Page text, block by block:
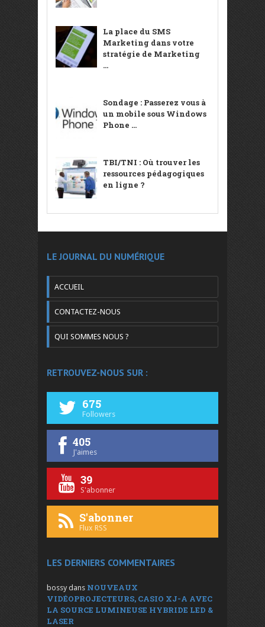
La place du SMS
Marketing dans votre
stratégie de Marketing
...
Sondage : Passerez vous à
un mobile sous Windows
Phone ...
TBI/TNI : Où trouver les
ressources pédagogiques
en ligne ?
LE JOURNAL DU NUMÉRIQUE
ACCUEIL
CONTACTEZ-NOUS
QUI SOMMES NOUS ?
RETROUVEZ-NOUS SUR :
675
Followers
405
J'aimes
39
S'abonner
S'abonner
Flux RSS
LES DERNIERS COMMENTAIRES
bossy dans NOUVEAUX
VIDÉOPROJECTEURS, CASIO XJ-A AVEC
LA SOURCE LUMINEUSE HYBRIDE LED &
LASER